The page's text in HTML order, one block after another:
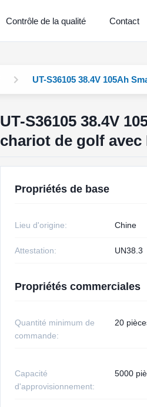
Contrôle de la qualité Contact
UT-S36105 38.4V 105Ah
UT-S36105 38.4V
chariot de golf
Propriétés de base
Lieu d'origine: Chine
Attestation: UN38.3
Propriétés commerciales
Quantité minimum de
commande:
20
Capacité
d'approvisionnement:
5000